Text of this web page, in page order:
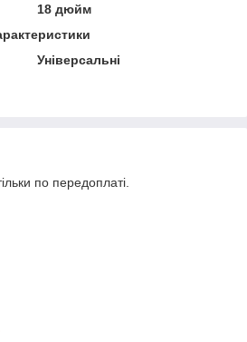
18 дюйм
Універсальні
по передоплаті.